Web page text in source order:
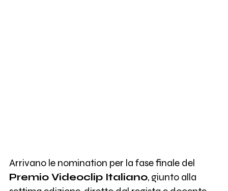
Arrivano le nomination per la fase finale del
Premio Videoclip Italiano, giunto alla